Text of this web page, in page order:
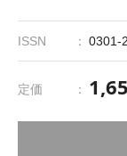
ISSN 0301-
定価